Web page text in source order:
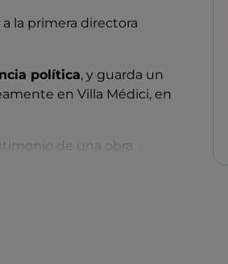
la primera directora
política, y guarda un
en Villa Médici, en
de una obra